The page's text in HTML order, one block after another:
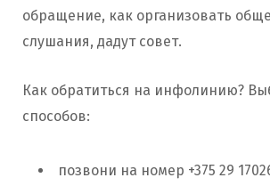
обращение, как организовать
слушания, дадут совет.
Как обратиться на инфолинию?
способов:
позвони на номер +375 29